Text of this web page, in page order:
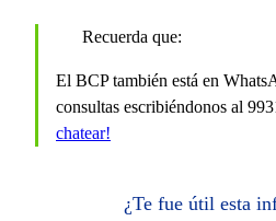
Recuerda que:
El BCP también está en
consultas escribiéndonos al
chatear!
¿Te fue útil esta